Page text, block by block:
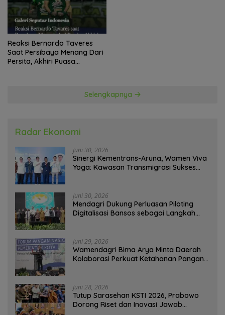
Reaksi Bernardo Taveres
Saat Persibaya Menang Dari
Persita, Akhiri Puasa
Selengkapnya
Radar Ekonomi
Juni 30, 2026
Sinergi Kementrans-Aruna, Wamen Viva
Yoga: Kawasan Transmigrasi Sukses
Juni 30, 2026
Mendagri Dukung Perluasan Piloting
Digitalisasi Bansos sebagai Langkah
Juni 29, 2026
Wamendagri Bima Arya Minta Daerah
Kolaborasi Perkuat Ketahanan Pangan
Juni 28, 2026
Tutup Sarasehan KSTI 2026, Prabowo
Dorong Riset dan Inovasi Jawab